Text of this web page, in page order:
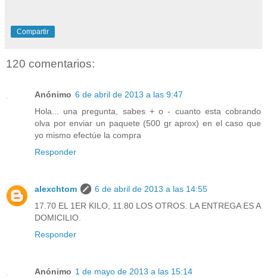
Compartir
120 comentarios:
Anónimo 6 de abril de 2013 a las 9:47
Hola... una pregunta, sabes + o - cuanto esta cobrando
olva por enviar un paquete (500 gr aprox) en el caso que
yo mismo efectúe la compra
Responder
alexchtom
6 de abril de 2013 a las 14:55
17.70 EL 1ER KILO, 11.80 LOS OTROS. LA ENTREGA ES A
DOMICILIO.
Responder
Anónimo 1 de mayo de 2013 a las 15:14